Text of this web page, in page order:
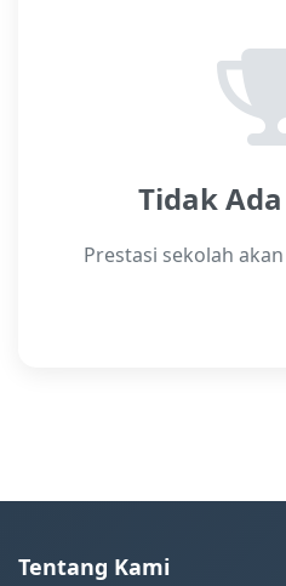
Tidak
Prestasi sekolah
Tentang Kami